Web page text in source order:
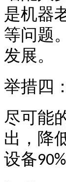
是机器
等问题
发展。
举措四
尽可能
出，降
设备90%